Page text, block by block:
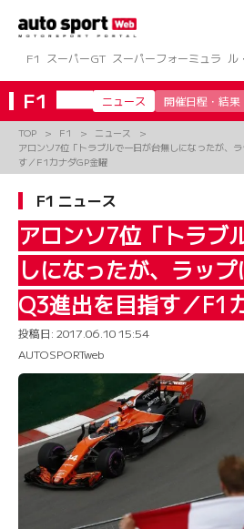
ツ
へ
ス
キ
F1 スーパーGT スーパーフォーミュラ ル
F1 ニュース 開催日程・結果
TOP F1
ニュース
アロンソ7位「トラブルで一日が台無しになったが、
す／F1カナダGP金曜
F1 ニュース
アロンソ7位「トラブ
しになったが、ラッ
Q3進出を目指す／F1
投稿日: 2017.06.10 15:54
AUTOSPORTweb